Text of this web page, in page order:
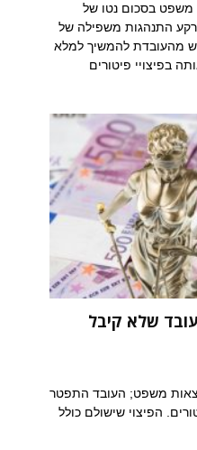
משפט בסכום נטו של
רקע התנהגות משפילה של
מהעובדת להמשיך למלא
בפיצויי פיטורים
שקל לעובד שלא קיבל
15 אלף שקל הוצאות משפט; העובד התפטר
הפיצוי שישולם כולל